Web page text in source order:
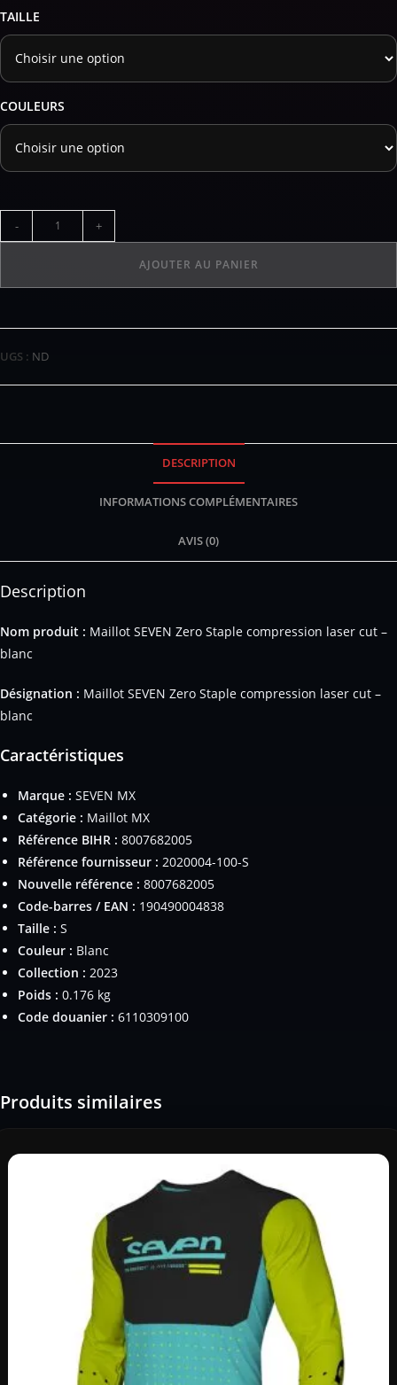
TAILLE
COULEURS
- +
AJOUTER AU PANIER
UGS : ND
DESCRIPTION
INFORMATIONS COMPLÉMENTAIRES
AVIS (0)
Description
Nom produit : Maillot SEVEN Zero Staple compression laser cut –
blanc
Désignation : Maillot SEVEN Zero Staple compression laser cut –
blanc
Caractéristiques
Marque : SEVEN MX
Catégorie : Maillot MX
Référence BIHR : 8007682005
Référence fournisseur : 2020004-100-S
Nouvelle référence : 8007682005
Code-barres / EAN : 190490004838
Taille : S
Couleur : Blanc
Collection : 2023
Poids : 0.176 kg
Code douanier : 6110309100
Produits similaires